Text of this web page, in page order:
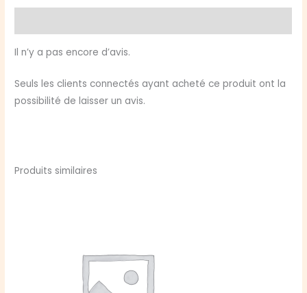
Il n’y a pas encore d’avis.
Seuls les clients connectés ayant acheté ce produit ont la
possibilité de laisser un avis.
Produits similaires